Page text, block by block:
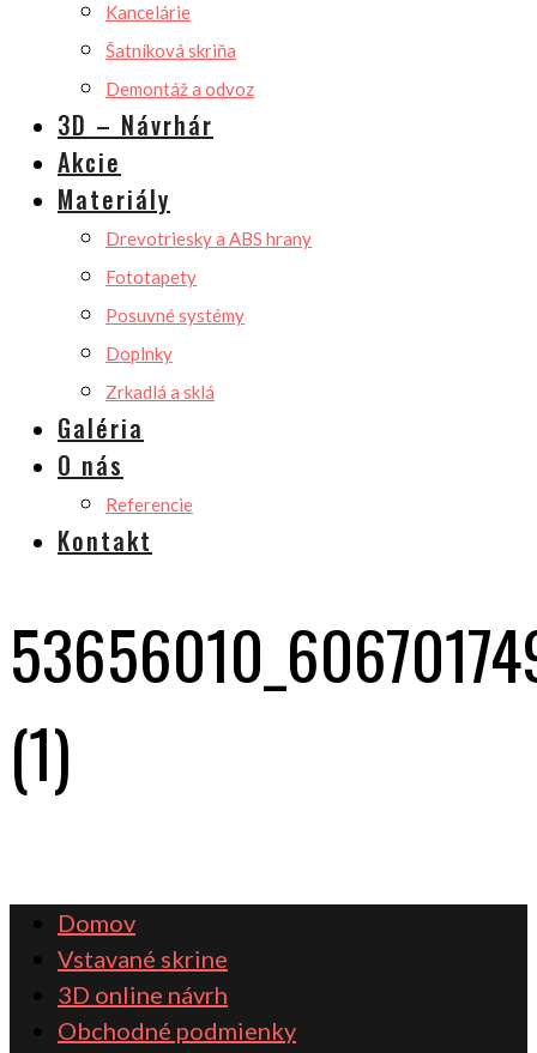
Kancelárie
Šatníková skriňa
Demontáž a odvoz
3D – Návrhár
Akcie
Materiály
Drevotriesky a ABS hrany
Fototapety
Posuvné systémy
Doplnky
Zrkadlá a sklá
Galéria
O nás
Referencie
Kontakt
(1)
Domov
Vstavané skrine
3D online návrh
Obchodné podmienky